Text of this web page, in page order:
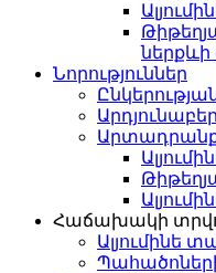
ներքևի
Նորություններ
Հաճախակի
Ալյումինե